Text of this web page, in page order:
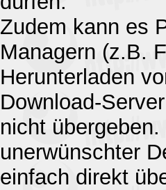
Zudem kann es
Managern (z.B.
Herunterladen
Download-
nicht
unerwünschter
einfach direkt